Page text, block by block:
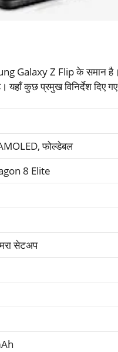
Z Flip के समान है।
यहाँ कुछ प्रमुख विनिर्देश दिए
फोल्डेबल
8 Elite
सेटअप